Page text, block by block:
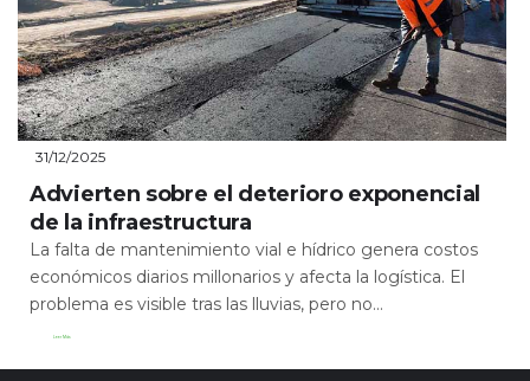
31/12/2025
Advierten sobre el deterioro exponencial
de la infraestructura
La falta de mantenimiento vial e hídrico genera costos
económicos diarios millonarios y afecta la logística. El
problema es visible tras las lluvias, pero no...
Leer Más